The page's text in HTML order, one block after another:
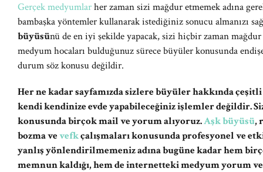
Gerçek medyumlarher zaman sizi mağdur etmemek adına
bambaşka yöntemler kullanarak istediğiniz sonucu almanızı
büyüsünü de en iyi şekilde yapacak, sizi hiçbir zaman
medyum hocaları bulduğunuz sürece büyüler konusunda
durum söz konusu değildir.
Her ne kadar sayfamızda sizlere büyüler hakkında
kendi kendinize evde yapabileceğiniz işlemler değildir.
konusunda birçok mail ve yorum alıyoruz.Aşk büyüsü,
bozma vevefkçalışmaları konusunda profesyonel ve
yanlış yönlendirilmemeniz adına bugüne kadar hem
memnun kaldığı, hem de internetteki medyum yorum